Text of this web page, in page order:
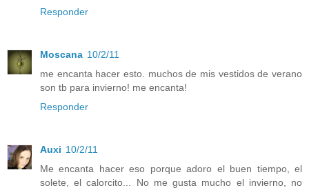
Responder
Moscana 10/2/11
me encanta hacer esto. muchos de mis vestidos de verano
son tb para invierno! me encanta!
Responder
Auxi 10/2/11
Me encanta hacer eso porque adoro el buen tiempo, el
solete, el calorcito... No me gusta mucho el invierno, no